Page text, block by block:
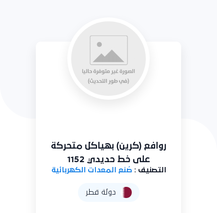
روافع (كرين) بهياكل متحركة
على خط حديدي 1152
التصنيف : صُنع المعدات الكهربائية
دولة قطر